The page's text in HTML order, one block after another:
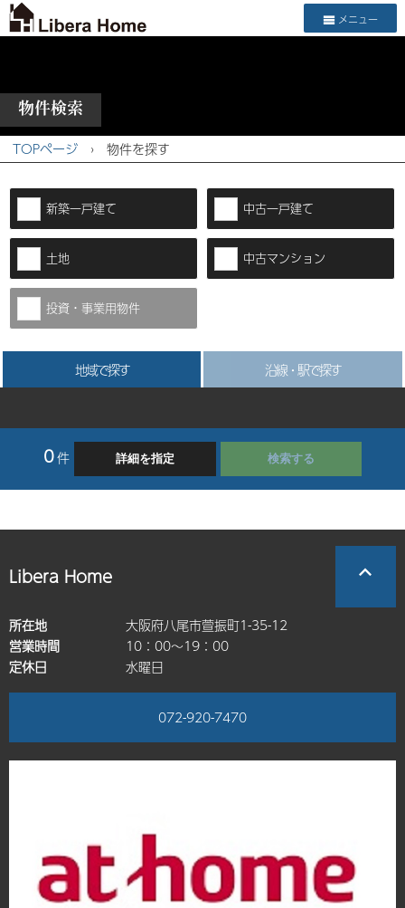
メニュー
物件検索
TOPページ › 物件を探す
新築一戸建て 中古一戸建て
土地 中古マンション
投資・事業用物件
地域で探す 沿線・駅で探す
0件
Libera Home
所在地
大阪府八尾市萱振町1-35-12
営業時間
10：00～19：00
定休日
水曜日
072-920-7470